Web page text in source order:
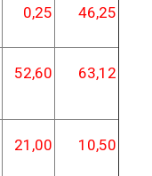
0,25 46,25
52,60 63,12
21,00 10,50